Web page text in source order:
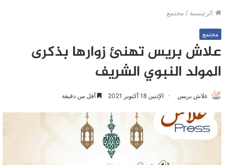
الرئيسية / مجتمع
مجتمع
علاش بريس تهنئ زوارها بذكرى
المولد النبوي الشريف
علاش بريس الإثنين 18 أكتوبر 2021 أقل من دقيقة